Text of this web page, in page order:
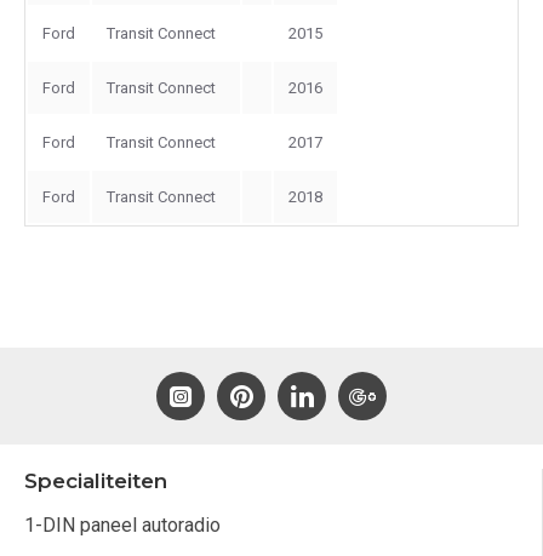
Ford Transit Connect 2015
Ford Transit Connect 2016
Ford Transit Connect 2017
Ford Transit Connect 2018
Specialiteiten
1-DIN paneel autoradio